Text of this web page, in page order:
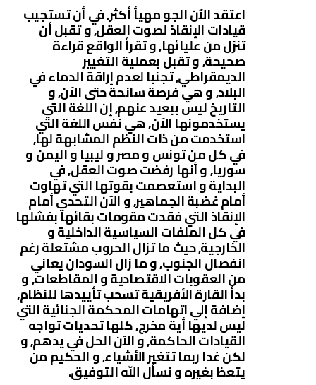
اعتقد الآن الجو مهيأ أكثر, في أن تستجيب
قيادات الإنقاذ لصوت العقل, و تقبل أن
تنزل من عليائها, و تقرأ الواقع قراءة
صحيحة, و تقبل بعملية التغيير
الديمقراطي, تجنبا لعدم إراقة الدماء في
البلاد, و هي فرصة سانحة حتى الآن, و
التاريخ ليس ببعيد عنهم, إن اللغة التي
يستخدمونها الآن, هي نفس اللغة التي
استخدمت من ذات النظم المشابهة لها,
في كل من تونس و مصر و ليبيا و اليمن و
سوريا, و أنها رفضت صوت العقل, في
البداية و استعصمت بقوتها التي تهاوت
أمام غضبة الجماهير, و الآن التحدي أمام
الإنقاذ التي فقدت مقومات بقائها بفشلها
في كل الملفات السياسية الداخلية و
الخارجية, حيث ما تزال الحروب مشتعلة رغم
انفصال الجنوب, و ما زال السودان يعاني
من العقوبات الاقتصادية و المقاطعات, و
بدأ القارة الأفريقية تسحب تأييدها للنظام,
إضافة إلي اتهامات المحكمة الجنائية التي
ليس لديها أية مخرج, كلها تحديات تواجه
القيادات الحاكمة, و الآن الحل في يدهم, و
لكن غدا ربما تتغير الأشياء, و الحكيم من
يتعظ بغيره و نسأل الله التوفيق.